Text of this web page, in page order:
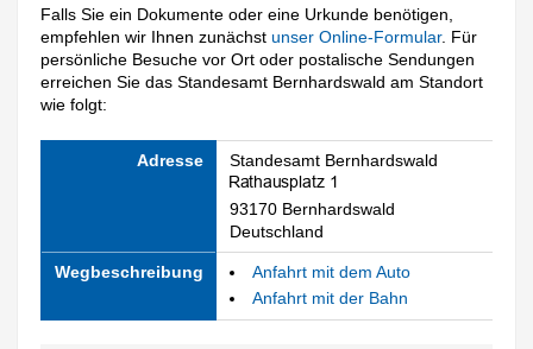
Falls Sie ein Dokumente oder eine Urkunde benötigen,
empfehlen wir Ihnen zunächstunser Online-Formular. Für
persönliche Besuche vor Ort oder postalische Sendungen
erreichen Sie das Standesamt Bernhardswald am Standort
wie folgt:
Adresse Standesamt Bernhardswald
93170 Bernhardswald
Deutschland
Wegbeschreibung
Anfahrt mit dem Auto
Anfahrt mit der Bahn